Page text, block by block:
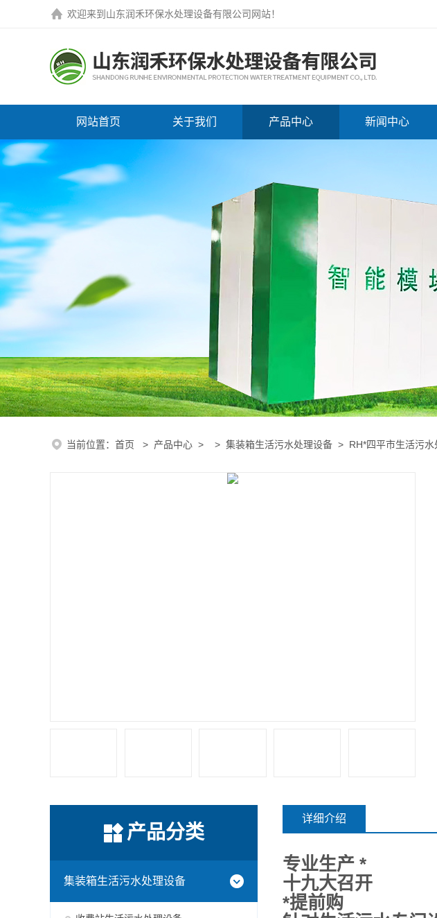
欢迎来到 山东润禾环保水处理设备有限公司网站！
网站首页 关于我们 产品中心 新闻中心
当前位置： 首页 > 产品中心 > > 集装箱生活污水处理设备 > RH*四平市生活污水
产品分类
集装箱生活污水处理设备
详细介绍
专业生产 *
十九大召开
*提前购